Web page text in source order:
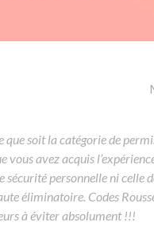
Devenir
que soit la catégorie de
vous avez acquis
sécurité personnelle ni celle
éliminatoire. Codes
à éviter absolument !!!